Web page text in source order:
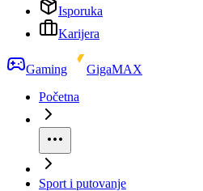
Isporuka
Karijera
Gaming
GigaMAX
Početna
Sport i putovanje